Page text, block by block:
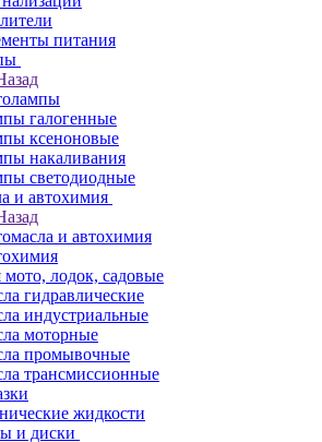
питания
галогенные
ксеноновые
накаливания
светодиодные
и автохимия
и автохимия
мото, лодок, садовые
гидравлические
индустриальные
моторные
промывочные
трансмиссионные
жидкости
и диски